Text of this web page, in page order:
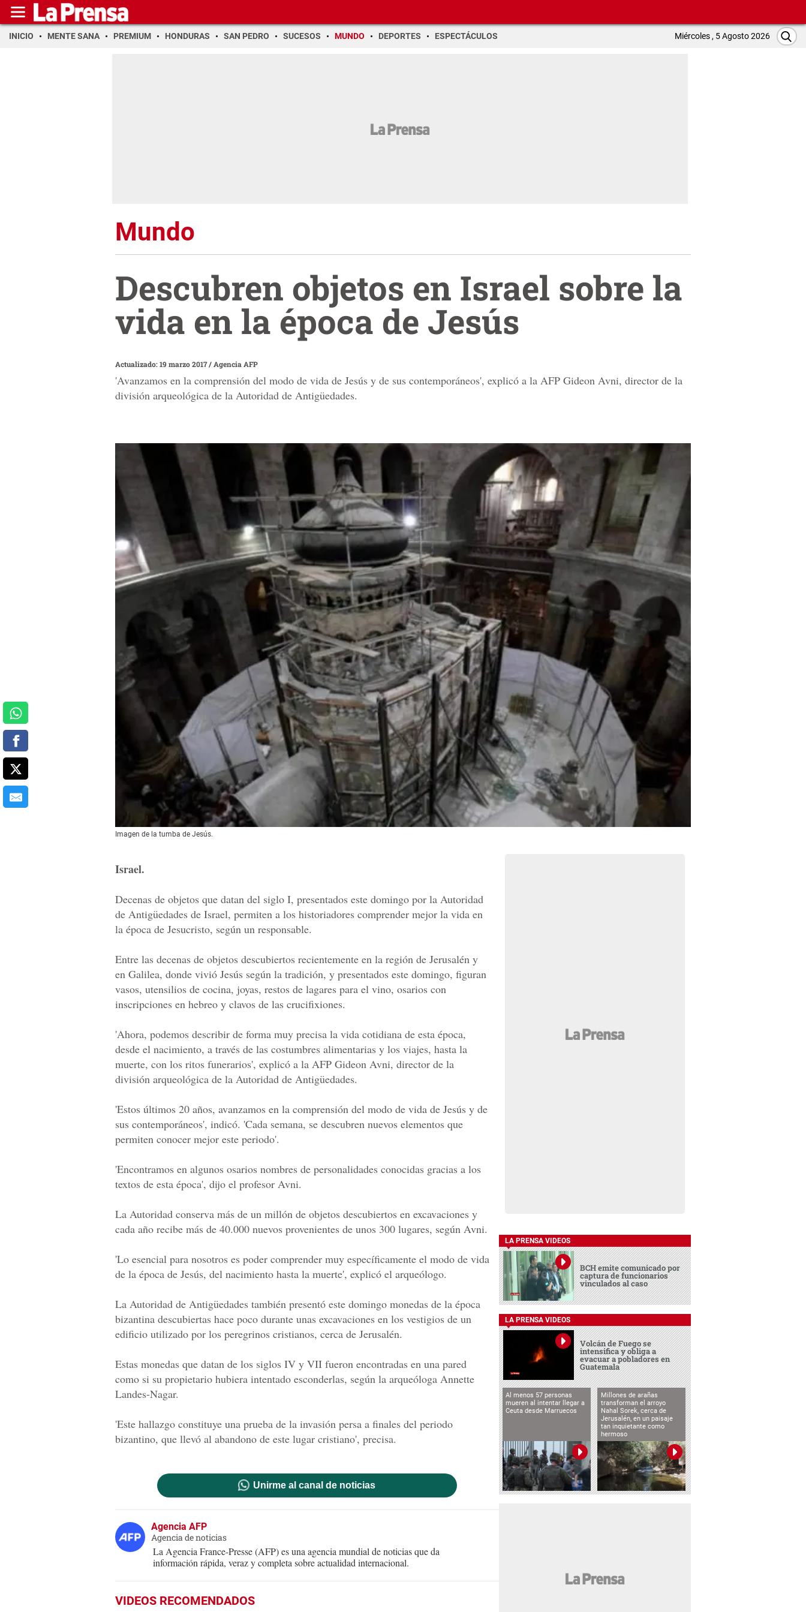
INICIO MENTE SANA PREMIUM HONDURAS SAN PEDRO SUCESOS MUNDO DEPORTES ESPECTÁCULOS Miércoles , 5 Agosto 2026
Mundo
Descubren objetos en Israel sobre la
vida en la época de Jesús
Actualizado: 19 marzo 2017/ Agencia AFP
'Avanzamos en la comprensión del modo de vida de Jesús y de sus contemporáneos', explicó a la AFP Gideon Avni, director de la
división arqueológica de la Autoridad de Antigüedades.
Imagen de la tumba de Jesús.
Israel.
Decenas de objetos que datan del siglo I, presentados este domingo por la Autoridad
de Antigüedades de Israel, permiten a los historiadores comprender mejor la vida en
la época de Jesucristo, según un responsable.
Entre las decenas de objetos descubiertos recientemente en la región de Jerusalén y
en Galilea, donde vivió Jesús según la tradición, y presentados este domingo, figuran
vasos, utensilios de cocina, joyas, restos de lagares para el vino, osarios con
inscripciones en hebreo y clavos de las crucifixiones.
'Ahora, podemos describir de forma muy precisa la vida cotidiana de esta época,
desde el nacimiento, a través de las costumbres alimentarias y los viajes, hasta la
muerte, con los ritos funerarios', explicó a la AFP Gideon Avni, director de la
división arqueológica de la Autoridad de Antigüedades.
'Estos últimos 20 años, avanzamos en la comprensión del modo de vida de Jesús y de
sus contemporáneos', indicó. 'Cada semana, se descubren nuevos elementos que
permiten conocer mejor este periodo'.
'Encontramos en algunos osarios nombres de personalidades conocidas gracias a los
textos de esta época', dijo el profesor Avni.
La Autoridad conserva más de un millón de objetos descubiertos en excavaciones y
cada año recibe más de 40.000 nuevos provenientes de unos 300 lugares, según Avni.
'Lo esencial para nosotros es poder comprender muy específicamente el modo de vida
de la época de Jesús, del nacimiento hasta la muerte', explicó el arqueólogo.
La Autoridad de Antigüedades también presentó este domingo monedas de la época
bizantina descubiertas hace poco durante unas excavaciones en los vestigios de un
edificio utilizado por los peregrinos cristianos, cerca de Jerusalén.
Estas monedas que datan de los siglos IV y VII fueron encontradas en una pared
como si su propietario hubiera intentado esconderlas, según la arqueóloga Annette
Landes-Nagar.
'Este hallazgo constituye una prueba de la invasión persa a finales del periodo
bizantino, que llevó al abandono de este lugar cristiano', precisa.
Unirme al canal de noticias
Agencia AFP
Agencia de noticias
La Agencia France-Presse (AFP) es una agencia mundial de noticias que da
información rápida, veraz y completa sobre actualidad internacional.
VIDEOS RECOMENDADOS
LA PRENSA VIDEOS
BCH emite comunicado por
captura de funcionarios
vinculados al caso
LA PRENSA VIDEOS
Volcán de Fuego se
intensifica y obliga a
evacuar a pobladores en
Guatemala
Al menos 57 personas
mueren al intentar llegar a
Ceuta desde Marruecos
Millones de arañas
transforman el arroyo
Nahal Sorek, cerca de
Jerusalén, en un paisaje
tan inquietante como
hermoso